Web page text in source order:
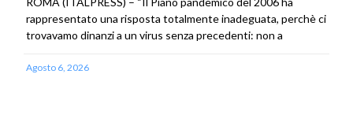
rappresentato una risposta totalmente inadeguata, perchè ci
trovavamo dinanzi a un virus senza precedenti: non a
Agosto 6, 2026